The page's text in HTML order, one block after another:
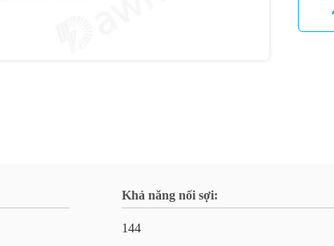
Khả năng nối sợi:
144